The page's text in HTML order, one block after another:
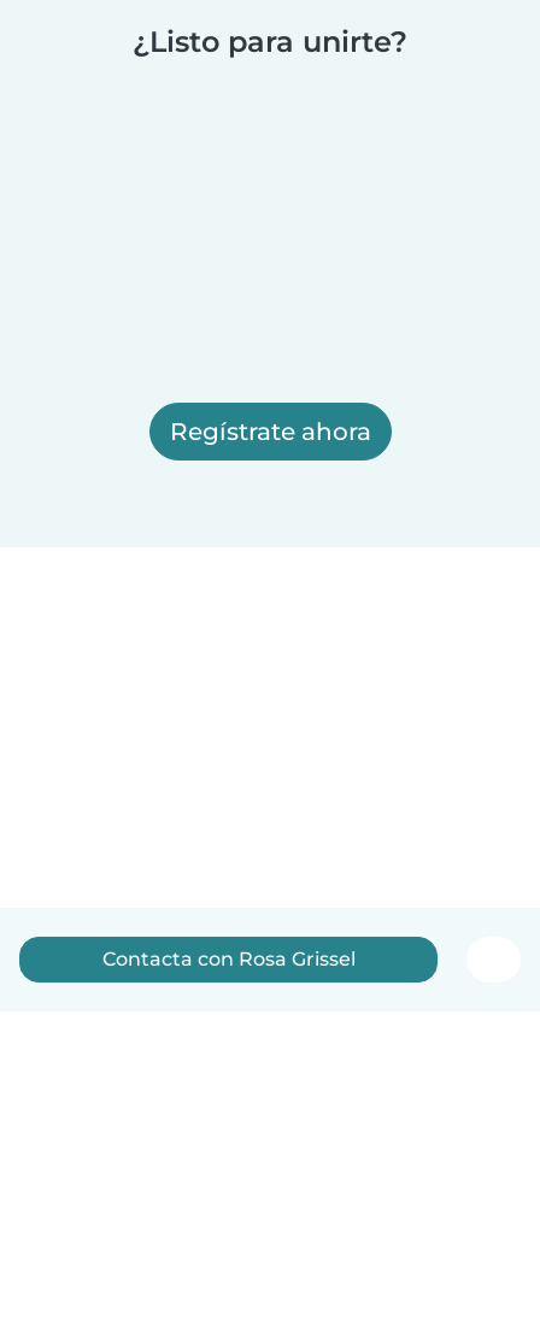
¿Listo para unirte?
Regístrate ahora
Contacta con Rosa Grissel